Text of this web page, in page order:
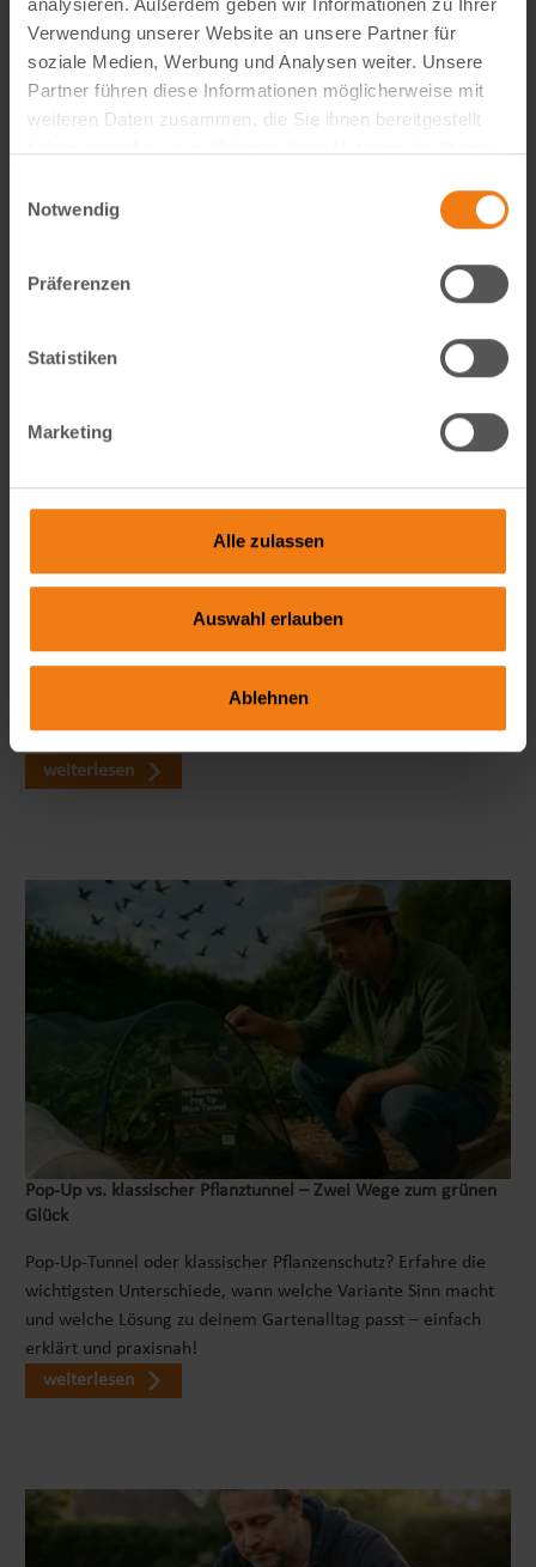
analysieren. Außerdem geben wir Informationen zu Ihrer
Verwendung unserer Website an unsere Partner für
soziale Medien, Werbung und Analysen weiter. Unsere
Partner führen diese Informationen möglicherweise mit
weiteren Daten zusammen, die Sie ihnen bereitgestellt
Notwendig
Präferenzen
Statistiken
Marketing
Alle zulassen
Auswahl erlauben
Ablehnen
Visual Content Creator (m/w/d) – E-Commerce
Werde Teil von Lemodo360! Als Visual Content Creator
gestaltest du verkaufsstarke Amazon- und E-Commerce-
Bildwelten – von der Idee bis zum A++ Content. Kreativ,
technisch, KI-getrieben und mit echtem…
Seitenmarkise richtig wählen: FAQ zu Sicht- & Windschutz
Wie blickdicht ist eine Seitenmarkise wirklich? Welche Höhe
unserem großen FAQ erfährst du alles, was du vor dem Kauf
weiterlesen
Pop‑Up vs. klassischer Pflanztunnel – Zwei Wege zum grünen
Glück
Pop-Up-Tunnel oder klassischer Pflanzenschutz? Erfahre die
wichtigsten Unterschiede, wann welche Variante Sinn macht
und welche Lösung zu deinem Gartenalltag passt – einfach
erklärt und praxisnah!
weiterlesen